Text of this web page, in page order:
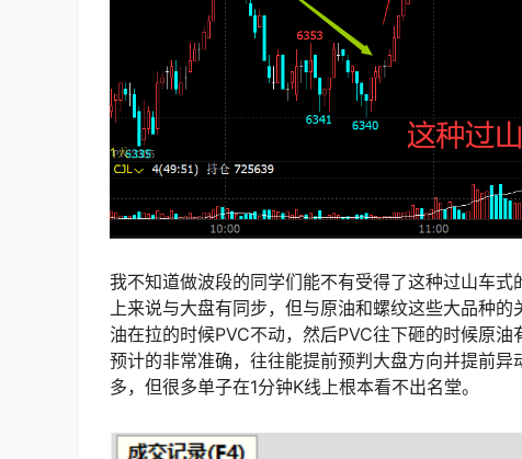
我不知道做波段的同学们能不有受得了这种过山车
上来说与大盘有同步，但与原油和螺纹这些大品种
油在拉的时候PVC不动，然后PVC往下砸的时候原
预计的非常准确，往往能提前预判大盘方向并提前
多，但很多单子在1分钟K线上根本看不出名堂。